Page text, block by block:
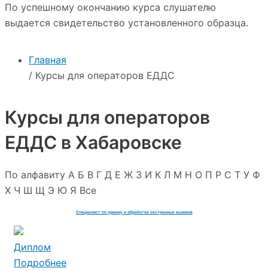
Главная
/ Курсы для операторов ЕДДС
Курсы для операторов
ЕДДС в Хабаровске
По алфавиту А Б В Г Д Е Ж З И К Л М Н О П Р С Т У Ф
Х Ч Ш Щ Э Ю Я Все
Специалист по приему и обработке экстренных вызовов
Диплом
Подробнее
По успешному окончанию курса слушателю
выдается свидетельство установленного образца.